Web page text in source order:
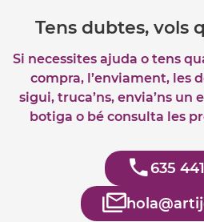
Tens dubtes, vols
Si necessites ajuda o tens
compra, l’enviament, les
sigui, truca’ns, envia’ns un
botiga o bé consulta les
635